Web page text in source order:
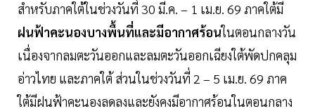
สำหรับภาคใต้ในช่วงวันที่ 30 มี.ค. – 1 เม.ย. 69 ภาคใต้มี
ฝนฟ้าคะนองบางพื้นที่และมีอากาศร้อนในตอนกลางวัน
เนื่องจากลมตะวันออกและลมตะวันออกเฉียงใต้พัดปกคลุม
อ่าวไทย และภาคใต้ ส่วนในช่วงวันที่ 2 – 5 เม.ย. 69 ภาค
ใต้มีฝนฟ้าคะนองลดลงและยังคงมีอากาศร้อนในตอนกลาง